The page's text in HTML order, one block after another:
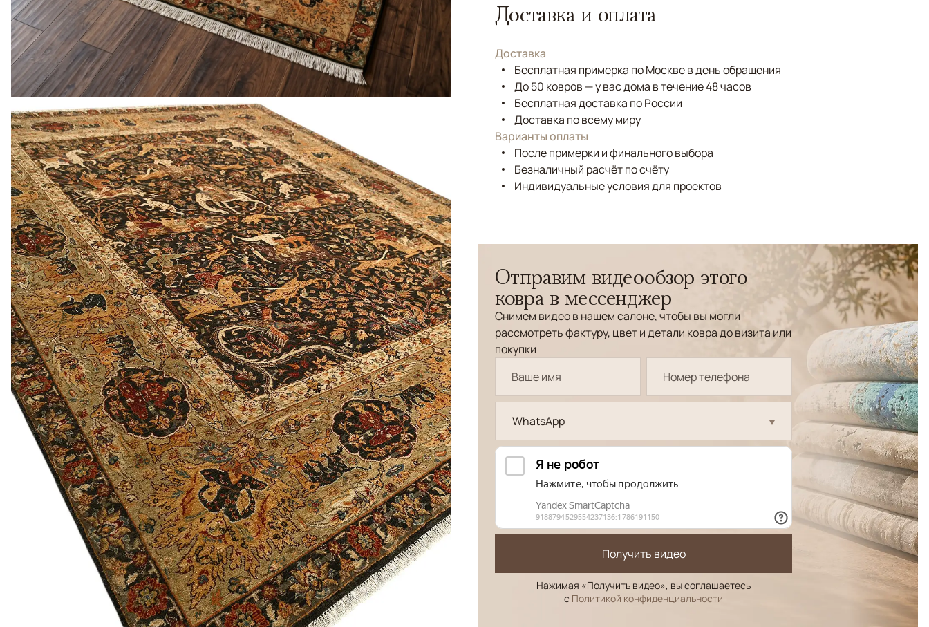
Доставка и оплата
Доставка
Бесплатная примерка по Москве в день обращения
До 50 ковров — у вас дома в течение 48 часов
Бесплатная доставка по России
Доставка по всему миру
Варианты оплаты
После примерки и финального выбора
Безналичный расчёт по счёту
Индивидуальные условия для проектов
Отправим видеообзор этого
ковра в мессенджер
Снимем видео в нашем салоне, чтобы вы могли
рассмотреть фактуру, цвет и детали ковра до визита или
покупки
WhatsApp
Получить видео
Нажимая «Получить видео», вы соглашаетесь
с Политикой конфиденциальности